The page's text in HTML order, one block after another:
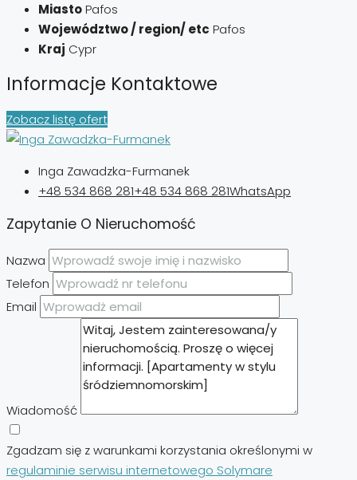
MiastoPafos
Województwo / region/ etc Pafos
Kraj Cypr
Informacje Kontaktowe
Zobacz listę ofert
Inga Zawadzka-Furmanek
+48 534 868 281+48 534 868 281WhatsApp
Zapytanie O Nieruchomość
Nazwa
Telefon
Email
Wiadomość
Zgadzam się z warunkami korzystania określonymi w
regulaminie serwisu internetowego Solymare